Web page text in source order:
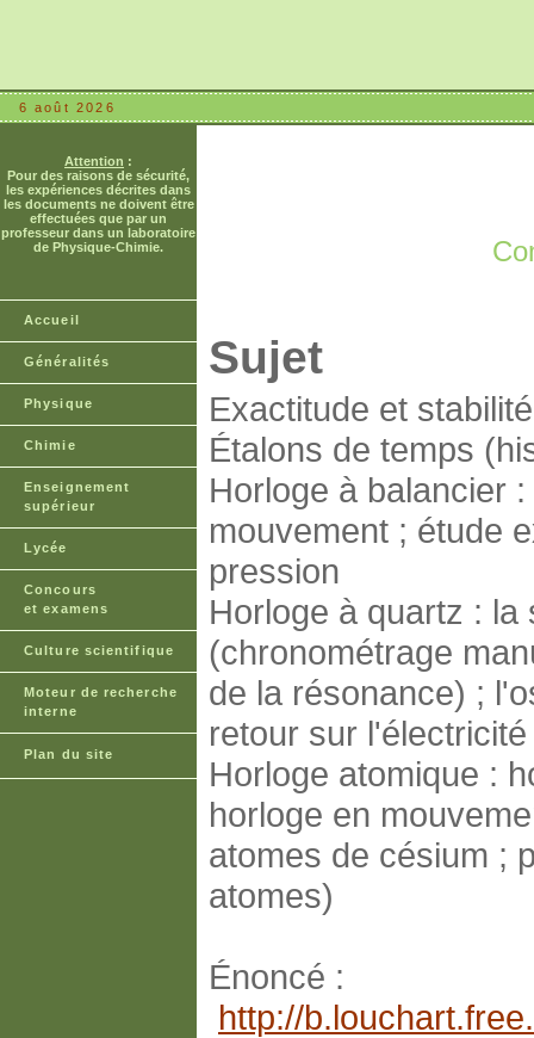
6 août 2026
Attention :
Pour des raisons de sécurité,
les expériences décrites dans
les documents ne doivent être
effectuées que par un
professeur dans un laboratoire
de Physique-Chimie.
Accueil
Généralités
Physique
Chimie
Enseignement
supérieur
Lycée
Concours
et examens
Culture scientifique
Moteur de recherche
interne
Plan du site
Sujet
Exactitude et
Étalons de temps
Horloge à balancier
mouvement ; étude
pression
Horloge à quartz :
(chronométrage
de la résonance) ;
retour sur
Horloge atomique :
horloge en
atomes de césium ;
atomes)
Énoncé :
http://